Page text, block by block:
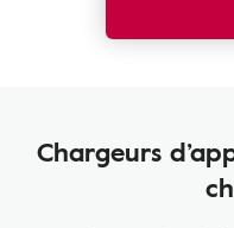
Chargeurs